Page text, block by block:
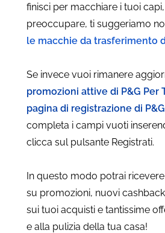
finisci per macchiare i tuoi
preoccupare, ti suggeriamo
le macchie da trasferimento
Se invece vuoi rimanere
promozioni attive di P&G Per
pagina di registrazione di
completa i campi vuoti
clicca sul pulsante Registrati.
In questo modo potrai
su promozioni, nuovi
sui tuoi acquisti e tantissime
e alla pulizia della tua casa!